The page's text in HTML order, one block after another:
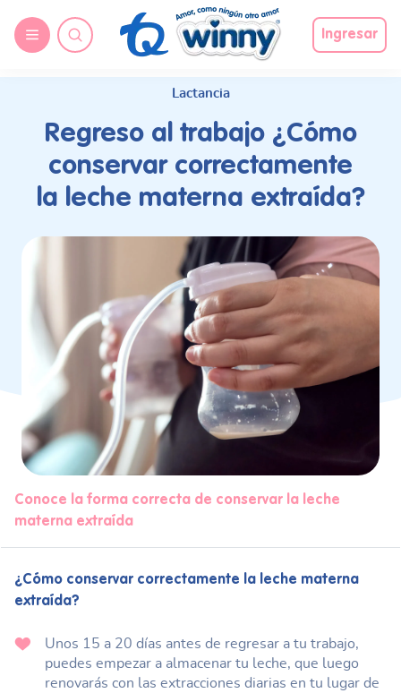
Ingresar
Lactancia
Regreso al trabajo ¿Cómo
conservar correctamente
la leche materna extraída?
Conoce la forma correcta de conservar la leche
materna extraída
¿Cómo conservar correctamente la leche materna
extraída?
Unos 15 a 20 días antes de regresar a tu trabajo,
puedes empezar a almacenar tu leche, que luego
renovarás con las extracciones diarias en tu lugar de